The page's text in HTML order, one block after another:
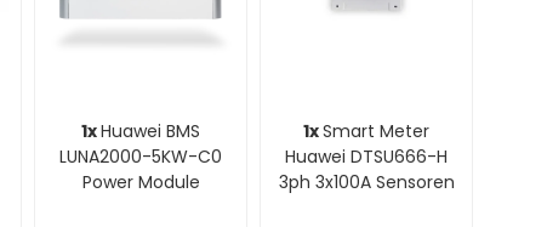
1xHuawei BMS
LUNA2000-5KW-C0
Power Module
1xSmart Meter
Huawei DTSU666-H
3ph 3x100A Sensoren